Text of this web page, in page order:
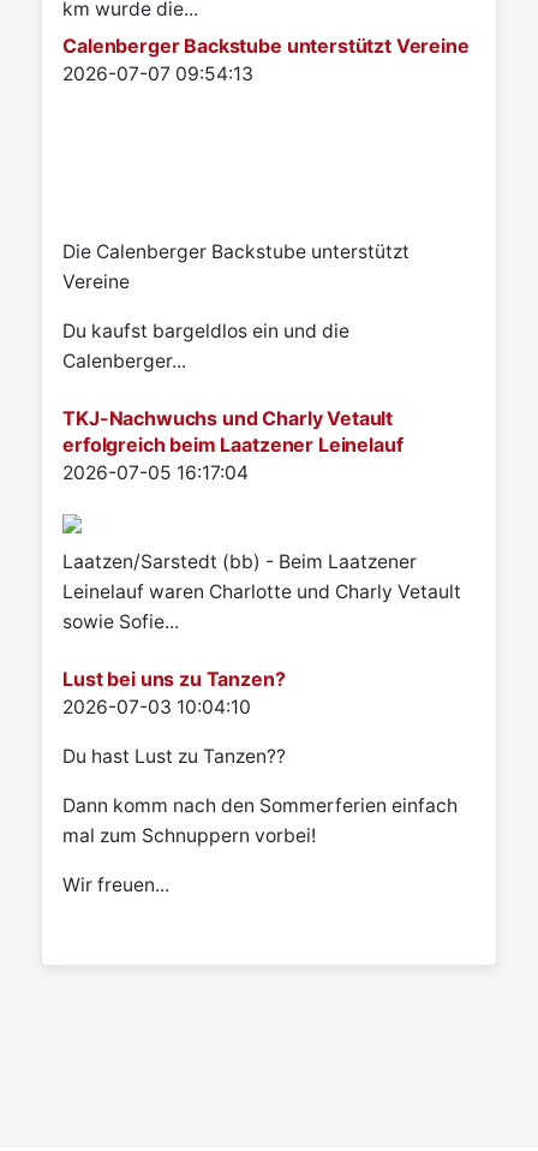
km wurde die...
Calenberger Backstube unterstützt Vereine
Details
2026-07-07 09:54:13
Die Calenberger Backstube unterstützt
Vereine
Du kaufst bargeldlos ein und die
Calenberger...
TKJ-Nachwuchs und Charly Vetault
erfolgreich beim Laatzener Leinelauf
Details
2026-07-05 16:17:04
Laatzen/Sarstedt (bb) - Beim Laatzener
Leinelauf waren Charlotte und Charly Vetault
sowie Sofie...
Lust bei uns zu Tanzen?
Details
2026-07-03 10:04:10
Du hast Lust zu Tanzen??
Dann komm nach den Sommerferien einfach
mal zum Schnuppern vorbei!
Wir freuen...